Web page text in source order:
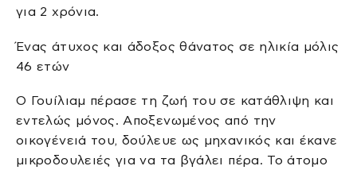
για 2 χρόνια.
Ένας άτυχος και άδοξος θάνατος σε ηλικία μόλις
46 ετών
Ο Γουίλιαμ πέρασε τη ζωή του σε κατάθλιψη και
εντελώς μόνος. Αποξενωμένος από την
οικογένειά του, δούλευε ως μηχανικός και έκανε
μικροδουλειές για να τα βγάλει πέρα. Το άτομο